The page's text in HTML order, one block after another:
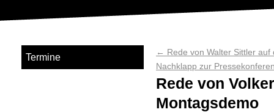
← Rede von Walter Sittler
Nachklapp zur
Rede von
Montagsdemo
Termine